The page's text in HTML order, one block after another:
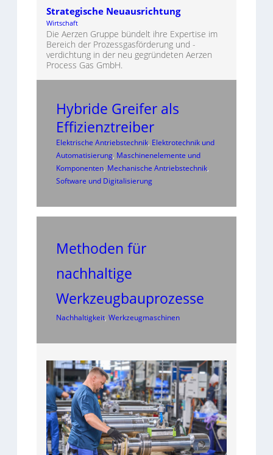
Strategische Neuausrichtung
Wirtschaft
Die Aerzen Gruppe bündelt ihre Expertise im
Bereich der Prozessgasförderung und -
verdichtung in der neu gegründeten Aerzen
Process Gas GmbH.
Hybride Greifer als
Effizienztreiber
Elektrische Antriebstechnik, Elektrotechnik und
Automatisierung, Maschinenelemente und
Komponenten, Mechanische Antriebstechnik
Software und Digitalisierung
Methoden für
nachhaltige
Werkzeugbauprozesse
Nachhaltigkeit, Werkzeugmaschinen